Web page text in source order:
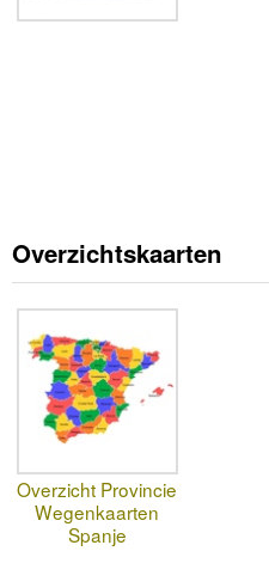
Overzichtskaarten
Overzicht Provincie
Wegenkaarten
Spanje